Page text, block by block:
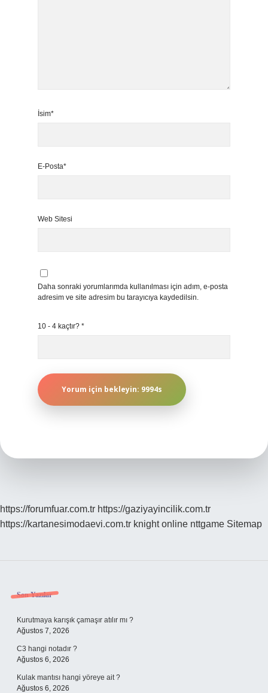
İsim*
E-Posta*
Web Sitesi
Daha sonraki yorumlarımda kullanılması için adım, e-posta
adresim ve site adresim bu tarayıcıya kaydedilsin.
10 - 4 kaçtır? *
https://forumfuar.com.tr https://gaziyayincilik.com.tr
https://kartanesimodaevi.com.tr knight online nttgame Sitemap
Sidebar
Son Yazılar
Kurutmaya karışık çamaşır atılır mı ?
Ağustos 7, 2026
C3 hangi notadır ?
Ağustos 6, 2026
Kulak mantısı hangi yöreye ait ?
Ağustos 6, 2026